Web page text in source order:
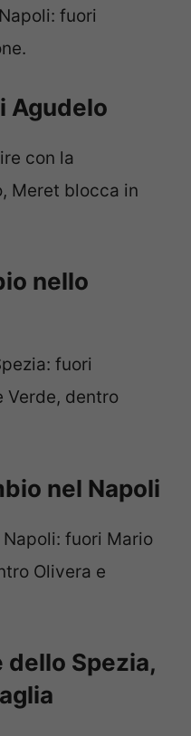
fuori
Agudelo
con la
Meret blocca in
nello
fuori
Verde, dentro
nel Napoli
fuori Mario
Olivera e
dello Spezia,